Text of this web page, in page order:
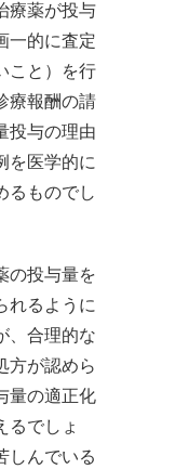
療薬が投与
一的に査定
こと）を行
療報酬の請
投与の理由
を医学的に
るものでし
の投与量を
れるように
、合理的な
方が認めら
量の適正化
るでしょ
しんでいる